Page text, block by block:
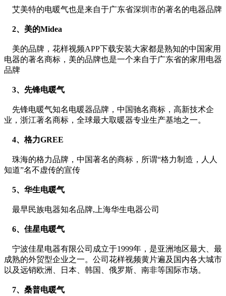
艾美特的电暖气也是来自于广东省深圳市的著名的电器品牌
2、美的Midea
美的品牌，花样视频APP下载安装大家都是熟知的中国家用
电器的著名商标，美的品牌也是一个来自于广东省的家用电器
品牌
3、先锋电暖气
先锋电暖气知名电暖器品牌，中国驰名商标，高新技术企
业，浙江著名商标，全球最大取暖器专业生产基地之一。
4、格力GREE
珠海的格力品牌，中国著名的商标，所谓“格力制造，人人
知道”名不虚传的宣传
5、华生电暖气
最早民族电器知名品牌,上海华生电器公司
6、佳星电暖气
宁波佳星电器有限公司成立于1999年，是亚洲地区最大、最
成熟的外贸型企业之一。公司花样视频黄片遍及国内各大城市
以及远销欧洲、日本、韩国、俄罗斯、南非等国际市场。
7、桑普电暖气